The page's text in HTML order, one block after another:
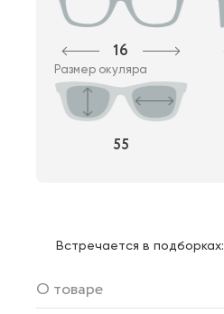
16
Размер окуляра
55
Встречается в подборках:
О товаре